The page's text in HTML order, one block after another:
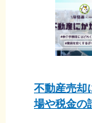
不動産売却
場や税金の